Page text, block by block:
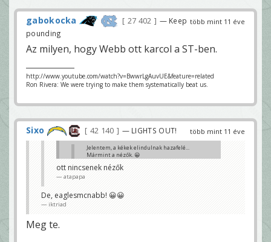
több mint 11 éve
gabokocka 27 402
— Keep
pounding
Az milyen, hogy Webb ott karcol a ST-ben.
http://www.youtube.com/watch?v=BwwrLgAuvUE&feature=related
Ron Rivera: We were trying to make them systematically beat us.
több mint 11 éve
Sixo 42 140 — LIGHTS OUT!
Jelentem, a kékek elindulnak hazafelé...
Mármint a nézők. 😀
MTK?
ott nincsenek nézők
atapapa
De, eaglesmcnabb! 😀😀
iktriad
Meg te.